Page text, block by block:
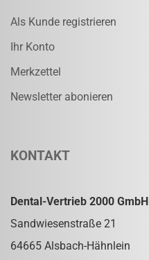
Als Kunde registrieren
Ihr Konto
Merkzettel
Newsletter abonieren
KONTAKT
Dental-Vertrieb 2000 GmbH
Sandwiesenstraße 21
64665 Alsbach-Hähnlein